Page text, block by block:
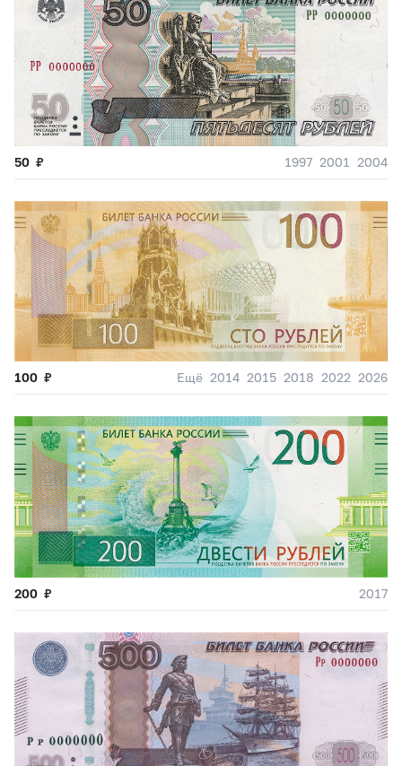
50 ₽ 1997 2001 2004
100 ₽ Ещё 2014 2015 2018 2022 2026
200 ₽ 2017